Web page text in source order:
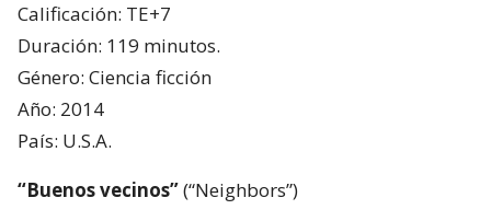
Calificación: TE+7
Duración: 119 minutos.
Género: Ciencia ficción
Año: 2014
País: U.S.A.
“Buenos vecinos”(“Neighbors”)